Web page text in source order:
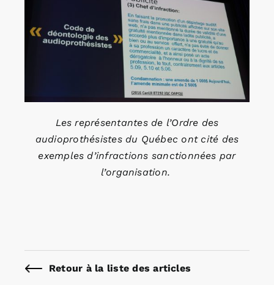
Les représentantes de l’Ordre des
audioprothésistes du Québec ont cité des
exemples d’infractions sanctionnées par
l’organisation.
Retour à la liste des articles